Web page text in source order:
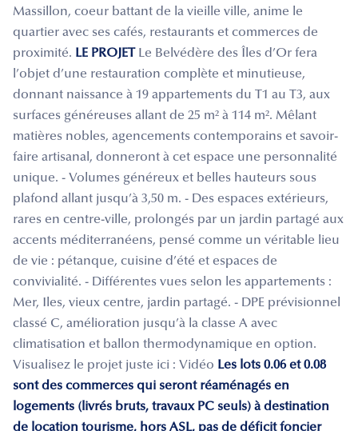
Massillon, coeur battant de la vieille ville, anime le
quartier avec ses cafés, restaurants et commerces de
proximité. LE PROJET
Le Belvédère des Îles d’Or fera
l’objet d’une restauration complète et minutieuse,
donnant naissance à 19 appartements du T1 au T3, aux
surfaces généreuses allant de 25 m² à 114 m². Mêlant
matières nobles, agencements contemporains et savoir-
faire artisanal, donneront à cet espace une personnalité
unique. - Volumes généreux et belles hauteurs sous
plafond allant jusqu’à 3,50 m. - Des espaces extérieurs,
rares en centre-ville, prolongés par un jardin partagé aux
accents méditerranéens, pensé comme un véritable lieu
de vie : pétanque, cuisine d’été et espaces de
convivialité. - Différentes vues selon les appartements :
Mer, Iles, vieux centre, jardin partagé. - DPE prévisionnel
classé C, amélioration jusqu’à la classe A avec
climatisation et ballon thermodynamique en option.
Visualisez le projet juste ici : Vidéo Les lots 0.06 et 0.08
sont des commerces qui seront réaménagés en
logements (livrés bruts, travaux PC seuls) à destination
de location tourisme, hors ASL, pas de déficit foncier